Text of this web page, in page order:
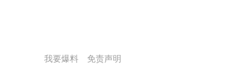
我要爆料 免责声明